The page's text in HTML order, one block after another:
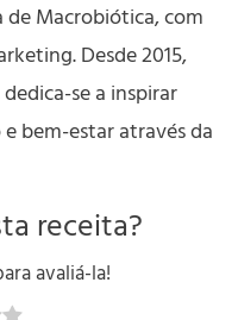
de Macrobiótica, com
Desde 2015,
se a inspirar
bem-estar através da
receita?
avaliá-la!